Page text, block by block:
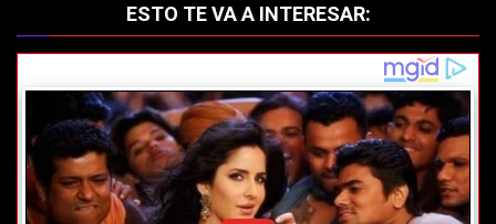
ESTO TE VA A INTERESAR: